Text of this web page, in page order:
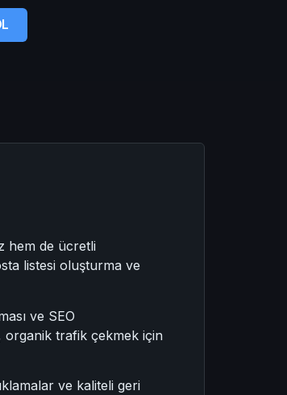
hem de ücretli
listesi oluşturma ve
ve SEO
organik trafik çekmek için
ve kaliteli geri